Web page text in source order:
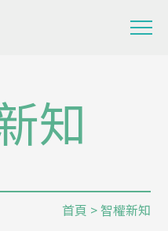
知
首頁 > 智權新知